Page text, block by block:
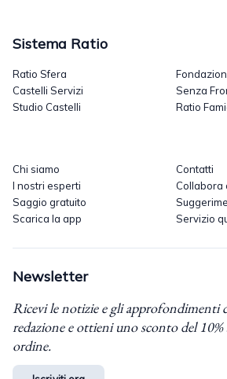
Sistema Ratio
Ratio Sfera
Castelli Servizi
Studio Castelli
Senza
Ratio
Chi siamo
I nostri esperti
Saggio gratuito
Scarica la app
Contatti
Collabora
Servizio
Newsletter
Ricevi le notizie e gli approfondimenti
redazione e ottieni uno sconto del
ordine.